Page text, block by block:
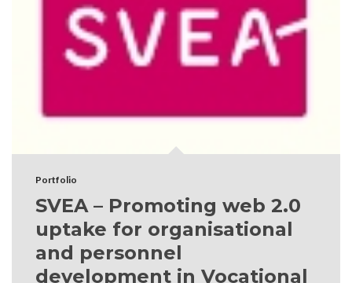
Portfolio
SVEA – Promoting web 2.0
uptake for organisational
and personnel
development in Vocational